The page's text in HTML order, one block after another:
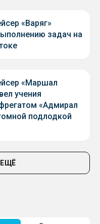
«Варяг»
задач на
«Маршал
учения
«Адмирал
подлодкой